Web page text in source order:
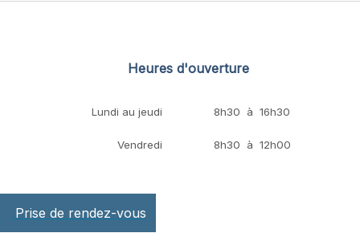
Heures d'ouverture
Lundi au jeudi 8h30 à 16h30
Vendredi 8h30 à 12h00
Prise de rendez-vous